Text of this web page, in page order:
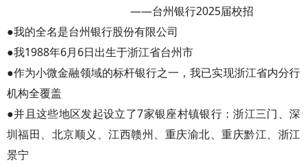
——台州银行2025届校招
●我的全名是台州银行股份有限公司
●我1988年6月6日出生于浙江省台州市
●作为小微金融领域的标杆银行之一，我已实现浙江省内分行
机构全覆盖
●并且这些地区发起设立了7家银座村镇银行：浙江三门、深
圳福田、北京顺义、江西赣州、重庆渝北、重庆黔江、浙江
景宁